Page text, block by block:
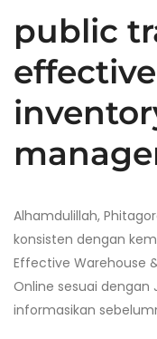
public
Alhamdulillah,
konsisten dengan
Effective Warehouse
Online sesuai dengan
informasikan